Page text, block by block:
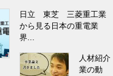
日立 東芝 三菱重工業
から見る日本の重電業
界...
人材紹介
業の動